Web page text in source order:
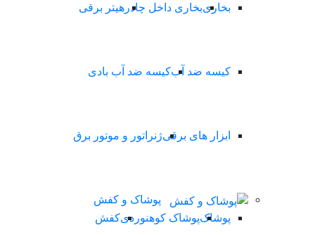
بخاریبخاری داخل چادر هیتر برقی
کیسه ضد آبکیسه ضد آب بادی
ابزار های برقیژنراتور و موتور برق
پوشاک و کفش
پوشاکپوشاک کوهنوردیکفش